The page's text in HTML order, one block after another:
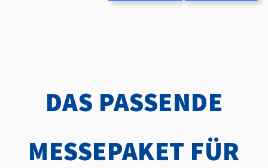
DAS PASSENDE
MESSEPAKET FÜR